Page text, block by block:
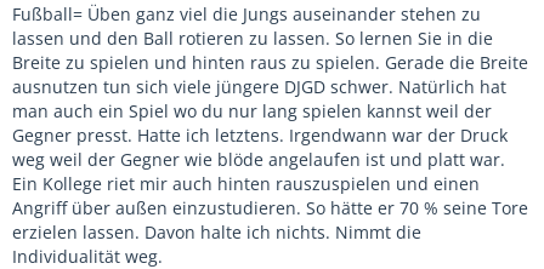
Fußball= Üben ganz viel die Jungs auseinander stehen zu
lassen und den Ball rotieren zu lassen. So lernen Sie in die
Breite zu spielen und hinten raus zu spielen. Gerade die Breite
ausnutzen tun sich viele jüngere DJGD schwer. Natürlich hat
man auch ein Spiel wo du nur lang spielen kannst weil der
Gegner presst. Hatte ich letztens. Irgendwann war der Druck
weg weil der Gegner wie blöde angelaufen ist und platt war.
Ein Kollege riet mir auch hinten rauszuspielen und einen
Angriff über außen einzustudieren. So hätte er 70 % seine Tore
erzielen lassen. Davon halte ich nichts. Nimmt die
Individualität weg.